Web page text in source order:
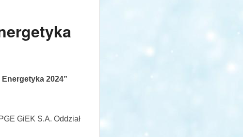
2024”
GiEK S.A. Oddział